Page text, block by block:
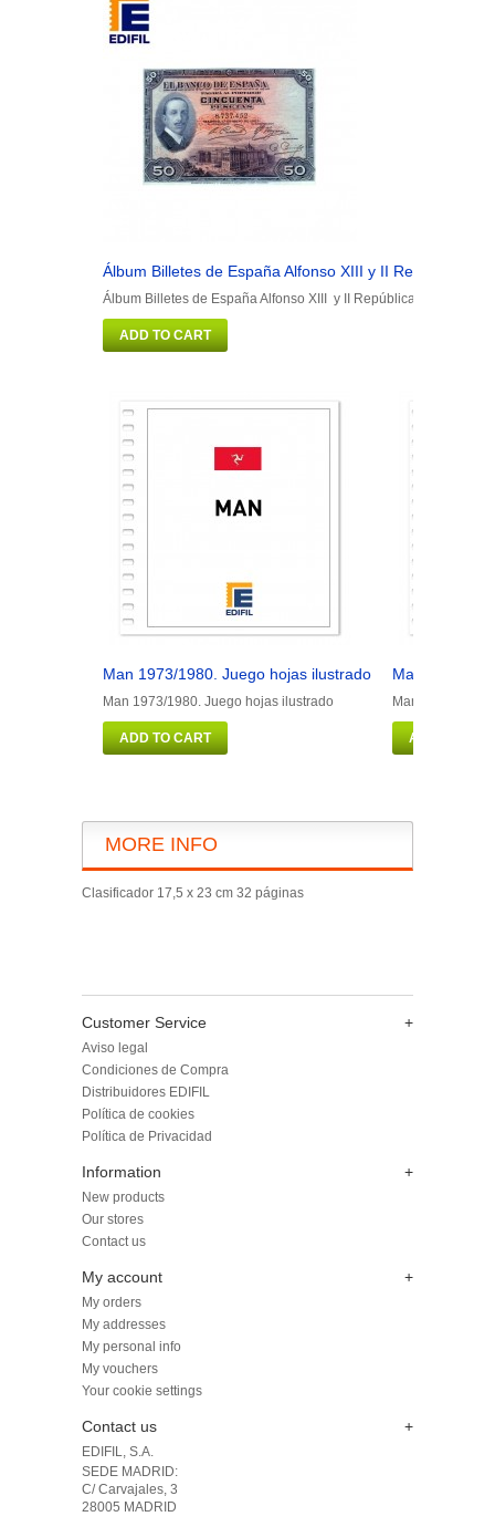
Álbum Billetes de España Alfonso XIII y II República
Álbum Billetes de España Alfonso XIII y II República
ADD TO CART
Man 1973/1980. Juego hojas ilustrado
Man 1973/1980. Juego hojas ilustrado
ADD TO CART
Man 1981/
Man 1981/
ADD TO
MORE INFO
Clasificador 17,5 x 23 cm 32 páginas
Customer Service +
Aviso legal
Condiciones de Compra
Distribuidores EDIFIL
Política de cookies
Política de Privacidad
Information +
New products
Our stores
Contact us
My account +
My orders
My addresses
My personal info
My vouchers
Your cookie settings
Contact us +
EDIFIL, S.A.
SEDE MADRID:
C/ Carvajales, 3
28005 MADRID